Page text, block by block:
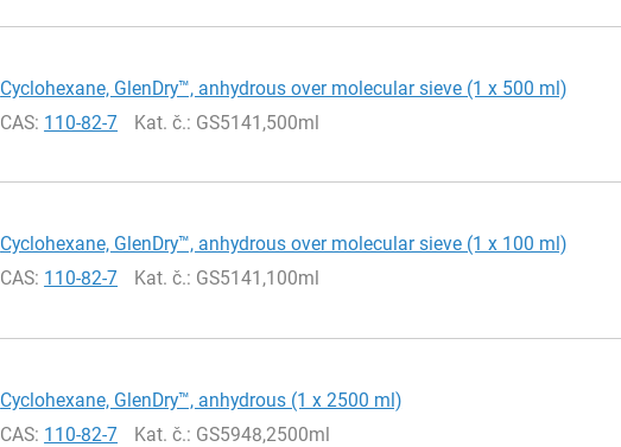
Cyclohexane, GlenDry™, anhydrous over molecular sieve (1 x 500 ml)
CAS: 110-82-7 Kat. č.: GS5141,500ml
Cyclohexane, GlenDry™, anhydrous over molecular sieve (1 x 100 ml)
CAS: 110-82-7 Kat. č.: GS5141,100ml
Cyclohexane, GlenDry™, anhydrous (1 x 2500 ml)
CAS: 110-82-7 Kat. č.: GS5948,2500ml